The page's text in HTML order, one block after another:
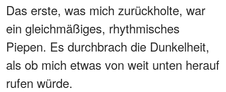
Das erste, was mich zurückholte, war
ein gleichmäßiges, rhythmisches
Piepen. Es durchbrach die Dunkelheit,
als ob mich etwas von weit unten herauf
rufen würde.